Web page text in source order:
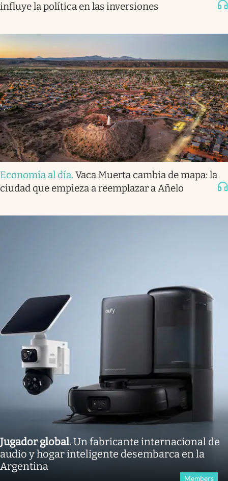
influye la política en las inversiones
Economía al día. Vaca Muerta cambia de mapa: la
ciudad que empieza a reemplazar a Añelo
Jugador global.Un fabricante internacional de
audio y hogar inteligente desembarca en la
Argentina
Members